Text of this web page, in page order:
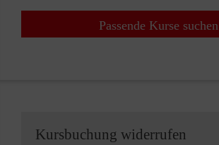
Passende Kurse suchen
Kursbuchung widerrufen